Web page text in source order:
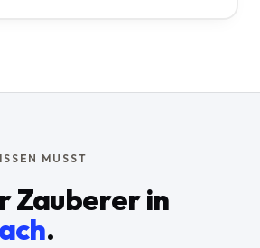
MUSST
Zauberer in
.